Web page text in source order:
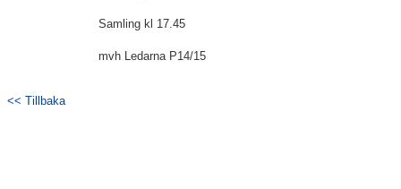
Samling kl 17.45
mvh Ledarna P14/15
<< Tillbaka